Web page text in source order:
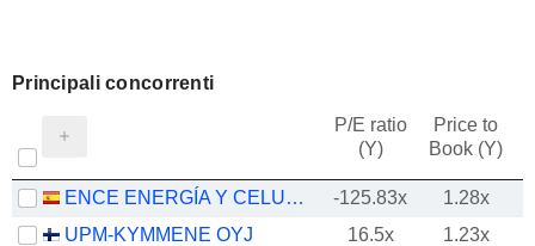
Principali concorrenti
P/E ratio
(Y)
Price to
Book (Y)
ENCE ENERGÍA Y CELULOSA, S.A. -125.83x
1.28x
UPM-KYMMENE OYJ
16.5x
1.23x